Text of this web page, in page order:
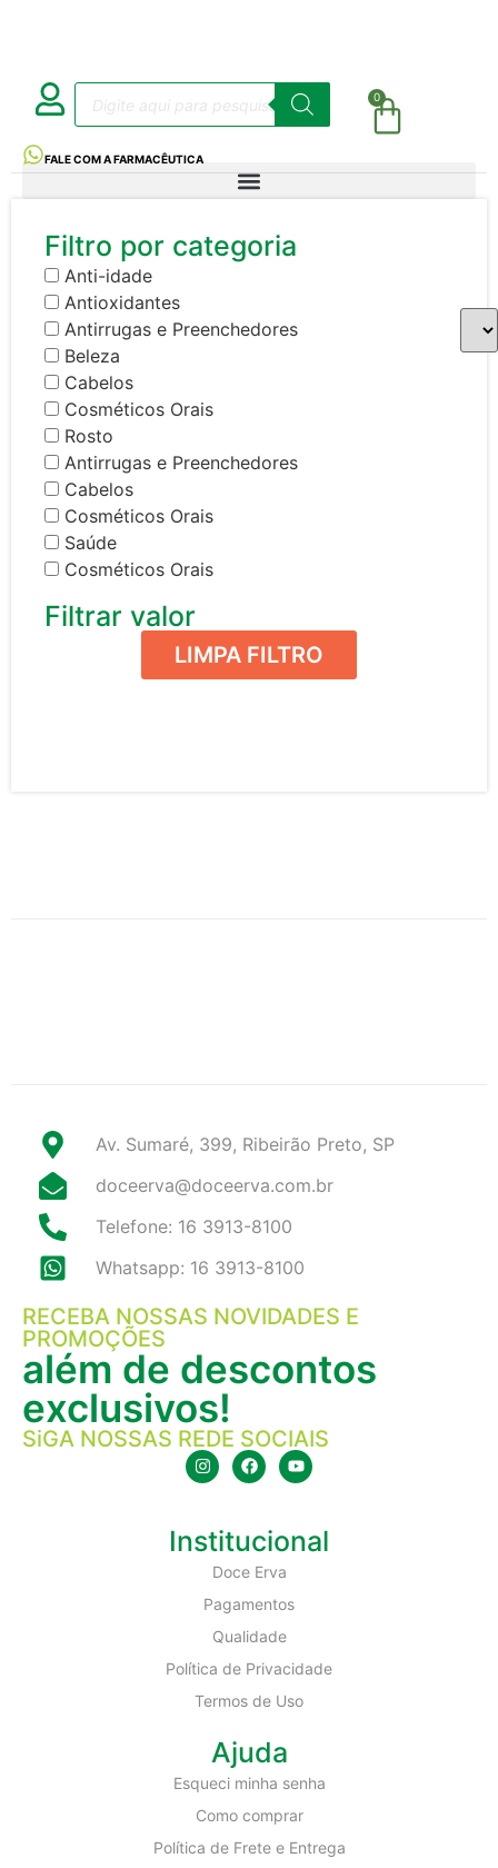
0
FALE COM A FARMACÊUTICA
Filtro por categoria
Anti-idade
Antioxidantes
Antirrugas e Preenchedores
Beleza
Cabelos
Cosméticos Orais
Rosto
Antirrugas e Preenchedores
Cabelos
Cosméticos Orais
Saúde
Cosméticos Orais
Filtrar valor
LIMPA FILTRO
Av. Sumaré, 399, Ribeirão Preto, SP
doceerva@doceerva.com.br
Telefone: 16 3913-8100
Whatsapp: 16 3913-8100
RECEBA NOSSAS NOVIDADES E
PROMOÇÕES
além de descontos
exclusivos!
SiGA NOSSAS REDE SOCIAIS
Institucional
Doce Erva
Pagamentos
Qualidade
Política de Privacidade
Termos de Uso
Ajuda
Esqueci minha senha
Como comprar
Política de Frete e Entrega